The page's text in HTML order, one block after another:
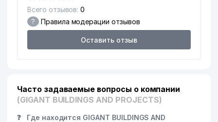
Всего отзывов: 0
? Правила модерации отзывов
Оставить отзыв
Часто задаваемые вопросы о компании
(GIGANT BUILDINGS AND PROJECTS)
❓
Где находится GIGANT BUILDINGS AND